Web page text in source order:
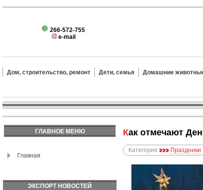
266-572-755
e-mail
Дом, строительство, ремонт Дети, семья Домашние
ГЛАВНОЕ МЕНЮ
Главная
ЭКСПОРТ НОВОСТЕЙ
Как отмечают
Категория Праздники